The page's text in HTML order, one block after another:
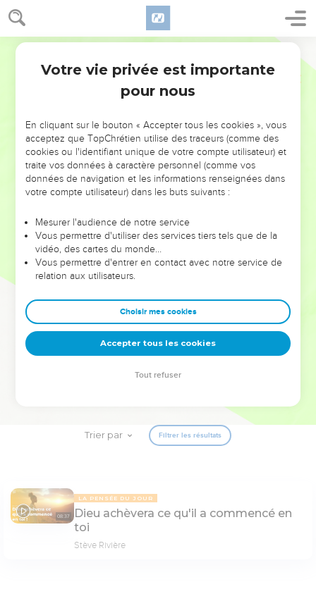
NE MANQUEZ PAS L’ÉVÉNEMENT
DE L’ANNÉE !
ET SI LEURS ERREURS POUVAIENT VOUS ÉVITER LES
VOTRES ?
leur foi ou leur vision. Mais on voit moins les doutes, les erreurs
et les saisons difficiles qu'ils ont traversés, alors même que ce
sont elles qui les ont façonnés.
Dans cette conférence, leaders, entrepreneurs, et responsables
clés pour avancer avec plus de sagesse afin que leurs erreurs
deviennent vos tremplins. Que vous guidiez un ministère, une
équipe, un groupe ou une famille, leur expérience est faite
pour vous.
Trier par Filtrer les résultats
08:37
LA PENSÉE DU JOUR
Dieu achèvera ce qu'il a commencé en
toi
Stève Rivière
Votre vie privée est importante
pour nous
En cliquant sur le bouton « Accepter tous les cookies », vous
acceptez que TopChrétien utilise des traceurs (comme des
cookies ou l'identifiant unique de votre compte utilisateur) et
traite vos données à caractère personnel (comme vos
données de navigation et les informations renseignées dans
votre compte utilisateur) dans les buts suivants :
Mesurer l'audience de notre service
Vous permettre d'utiliser des services tiers tels que de la
vidéo, des cartes du monde…
Vous permettre d'entrer en contact avec notre service de
relation aux utilisateurs.
Choisir mes cookies
Accepter tous les cookies
Tout refuser